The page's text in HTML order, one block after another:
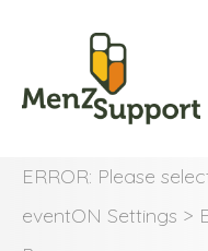
ERROR: Please
eventON Settings >